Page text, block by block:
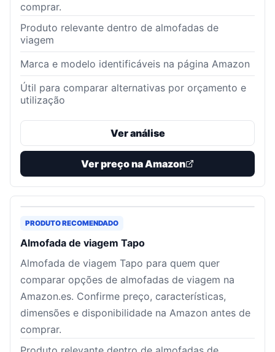
comprar.
Produto relevante dentro de almofadas de
viagem
Marca e modelo identificáveis na página Amazon
Útil para comparar alternativas por orçamento e
utilização
Ver análise
Ver preço na Amazon
PRODUTO RECOMENDADO
Almofada de viagem Tapo
Almofada de viagem Tapo para quem quer
comparar opções de almofadas de viagem na
Amazon.es. Confirme preço, características,
dimensões e disponibilidade na Amazon antes de
comprar.